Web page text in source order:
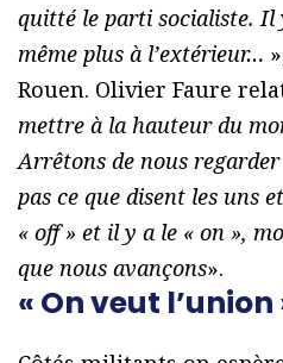
quitté le parti socialiste. Il
même plus à l’extérieur…
Rouen. Olivier Faure
mettre à la hauteur du
Arrêtons de nous
pas ce que disent les uns
« off » et il y a le « on »,
que nous avançons».
« On veut l’union